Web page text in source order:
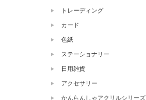
トレーディング
カード
色紙
ステーショナリー
日用雑貨
アクセサリー
かんらんしゃアクリルシリーズ